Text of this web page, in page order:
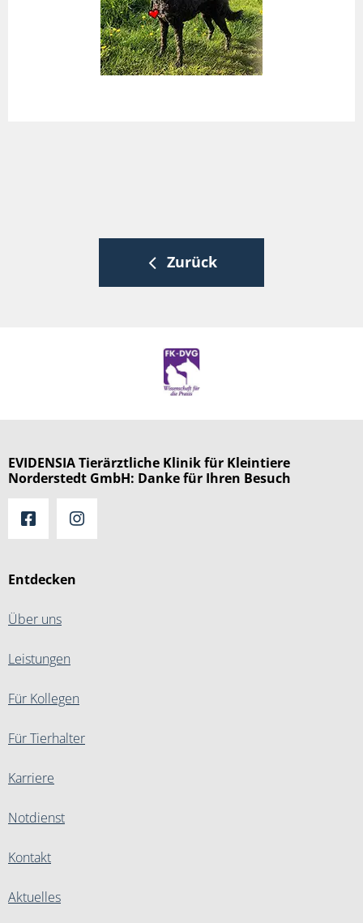
Zurück
Entdecken
Über uns
Leistungen
Für Kollegen
Für Tierhalter
Karriere
Notdienst
Kontakt
Aktuelles
EVIDENSIA Tierärztliche Klinik für Kleintiere
Norderstedt GmbH: Danke für Ihren Besuch